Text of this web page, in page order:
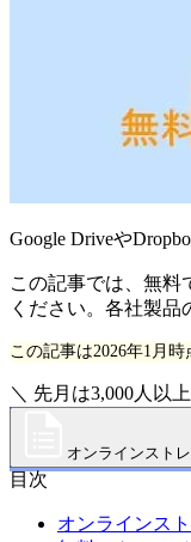
Google Driveや
この記事では、無料
ください。各社製品
この記事は2026年1月
＼ 先月は3,000人以
オンラインスト
目次
オンラインス